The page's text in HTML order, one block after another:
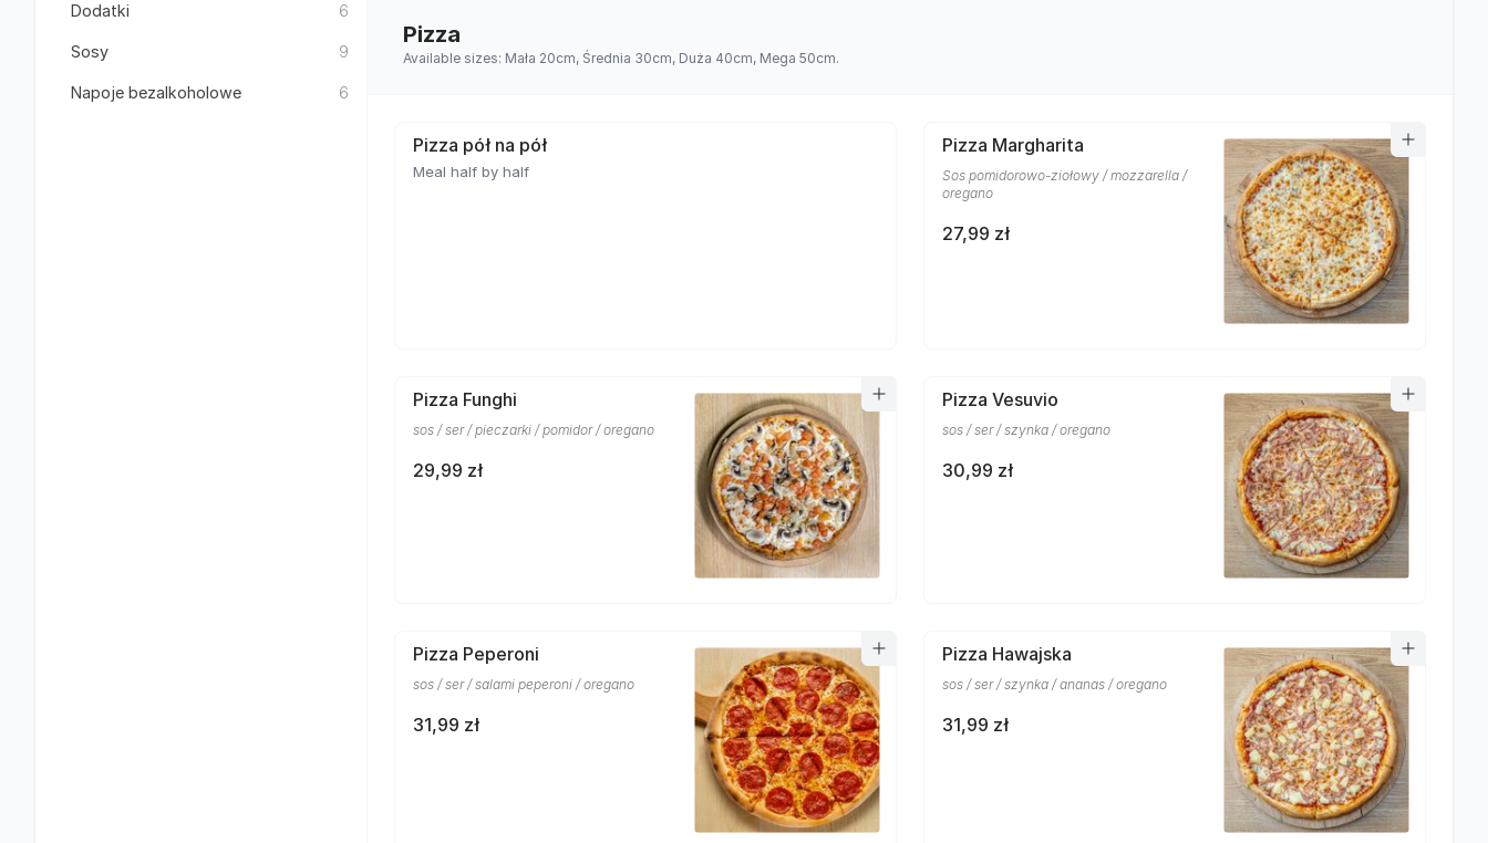
Dodatki 6
Sosy 9
Napoje bezalkoholowe 6
Pizza
Available sizes: Mała 20cm, Średnia 30cm, Duża 40cm, Mega 50cm.
Pizza pół na pół
Meal half by half
Pizza Margharita
Sos pomidorowo-ziołowy / mozzarella /
oregano
27,99 zł
Pizza Funghi
sos / ser / pieczarki / pomidor / oregano
29,99 zł
Pizza Vesuvio
sos / ser / szynka / oregano
30,99 zł
Pizza Peperoni
sos / ser / salami peperoni / oregano
31,99 zł
Pizza Hawajska
sos / ser / szynka / ananas / oregano
31,99 zł